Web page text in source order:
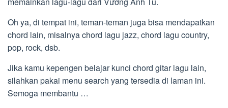
Oh ya, di tempat ini, teman-teman juga bisa mendapatkan
chord lain, misalnya chord lagu jazz, chord lagu country,
pop, rock, dsb.
Jika kamu kepengen belajar kunci chord gitar lagu lain,
silahkan pakai menu search yang tersedia di laman ini.
Semoga membantu …